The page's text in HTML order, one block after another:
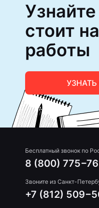
стоит
работы
Бесплатный звонок по
8 (800)
Звоните из Санкт-
+7 (812)